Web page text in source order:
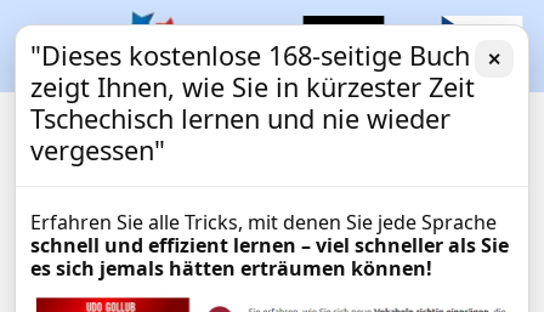
"Dieses kostenlose 168-seitige Buch
zeigt Ihnen, wie Sie in kürzester Zeit
Tschechisch lernen und nie wieder
vergessen"
✕
Erfahren Sie alle Tricks, mit denen Sie jede Sprache
schnell und effizient lernen – viel schneller als Sie
es sich jemals hätten erträumen können!